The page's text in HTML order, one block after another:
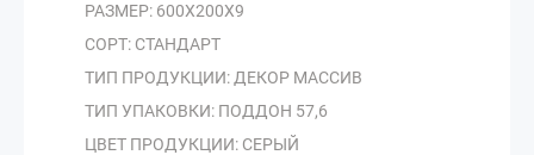
РАЗМЕР: 600Х200Х9
СОРТ: СТАНДАРТ
ТИП ПРОДУКЦИИ: ДЕКОР МАССИВ
ТИП УПАКОВКИ: ПОДДОН 57,6
ЦВЕТ ПРОДУКЦИИ: СЕРЫЙ